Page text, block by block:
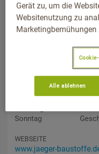
TELEFON
07904/221
ÖFFNUNGSZEITEN
Mittwoch
Donnerstag
Freitag
Sonntag
WEBSEITE
www.jaeger-
Gerät zu, um die
Websitenutzung zu
Marketingbemühungen
Alle ablehnen